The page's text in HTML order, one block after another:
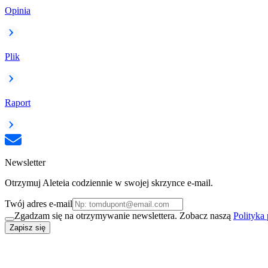
Opinia
Plik
Raport
Newsletter
Otrzymuj Aleteia codziennie w swojej skrzynce e-mail.
Twój adres e-mail
Zgadzam się na otrzymywanie newslettera. Zobacz naszą Polityka
Zapisz się